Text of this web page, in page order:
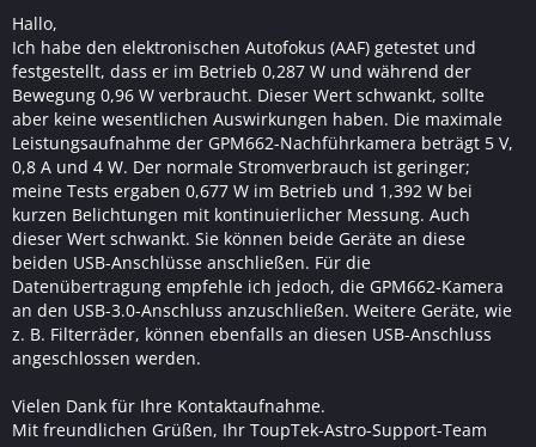
Hallo,
Ich habe den elektronischen Autofokus (AAF) getestet und
festgestellt, dass er im Betrieb 0,287 W und während der
Bewegung 0,96 W verbraucht. Dieser Wert schwankt, sollte
aber keine wesentlichen Auswirkungen haben. Die maximale
Leistungsaufnahme der GPM662-Nachführkamera beträgt 5 V,
0,8 A und 4 W. Der normale Stromverbrauch ist geringer;
meine Tests ergaben 0,677 W im Betrieb und 1,392 W bei
kurzen Belichtungen mit kontinuierlicher Messung. Auch
dieser Wert schwankt. Sie können beide Geräte an diese
beiden USB-Anschlüsse anschließen. Für die
Datenübertragung empfehle ich jedoch, die GPM662-Kamera
an den USB-3.0-Anschluss anzuschließen. Weitere Geräte, wie
z. B. Filterräder, können ebenfalls an diesen USB-Anschluss
angeschlossen werden.
Vielen Dank für Ihre Kontaktaufnahme.
Mit freundlichen Grüßen, Ihr ToupTek-Astro-Support-Team